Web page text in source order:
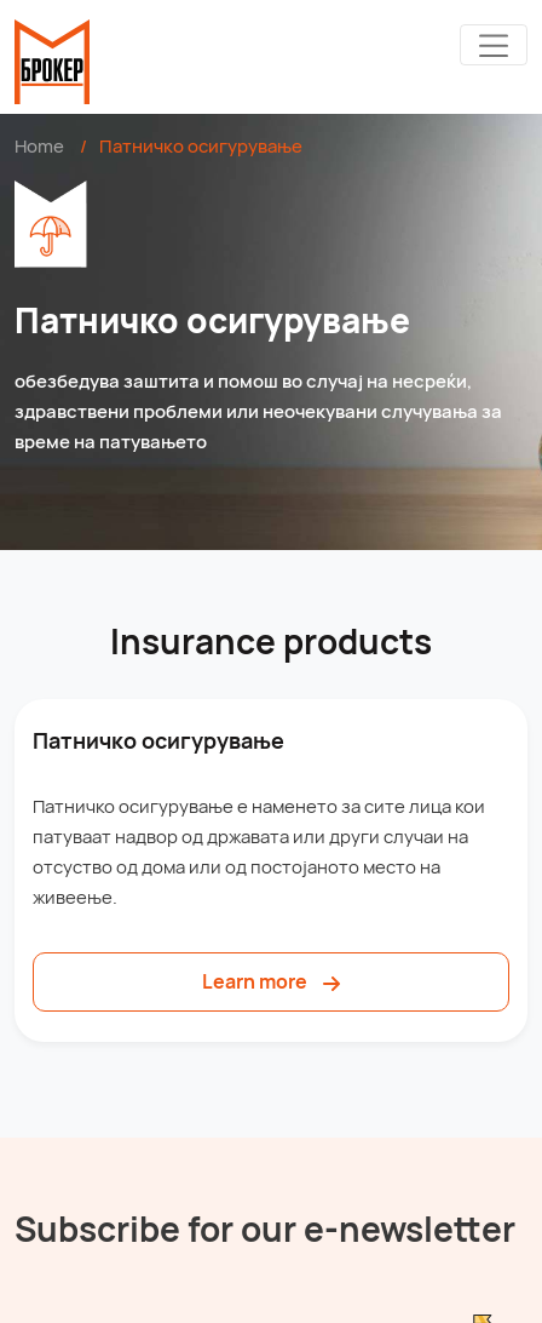
Home / Патничко осигурување
Патничко осигурување
обезбедува заштита и помош во случај на несреќи,
здравствени проблеми или неочекувани случувања за
време на патувањето
Insurance products
Патничко осигурување
Патничко осигурување е наменето за сите лица кои
патуваат надвор од државата или други случаи на
отсуство од дома или од постојаното место на
живеење.
Learn more
Subscribe for our e-newsletter